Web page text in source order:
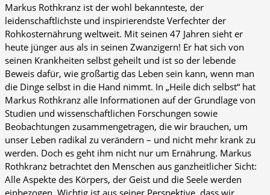
Markus Rothkranz ist der wohl bekannteste, der
leidenschaftlichste und inspirierendste Verfechter der
Rohkosternährung weltweit. Mit seinen 47 Jahren sieht er
heute jünger aus als in seinen Zwanzigern! Er hat sich von
seinen Krankheiten selbst geheilt und ist so der lebende
Beweis dafür, wie großartig das Leben sein kann, wenn man
die Dinge selbst in die Hand nimmt. In „Heile dich selbst“ hat
Markus Rothkranz alle Informationen auf der Grundlage von
Studien und wissenschaftlichen Forschungen sowie
Beobachtungen zusammengetragen, die wir brauchen, um
unser Leben radikal zu verändern – und nicht mehr krank zu
werden. Doch es geht ihm nicht nur um Ernährung. Markus
Rothkranz betrachtet den Menschen aus ganzheitlicher Sicht:
Alle Aspekte des Körpers, der Geist und die Seele werden
einbezogen. Wichtig ist aus seiner Perspektive, dass wir